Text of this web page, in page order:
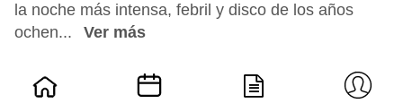
la noche más intensa, febril y disco de los años
ochen...
Ver más